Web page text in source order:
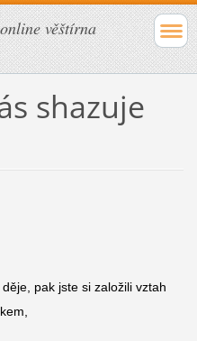
věštírna
shazuje
pak jste si založili vztah